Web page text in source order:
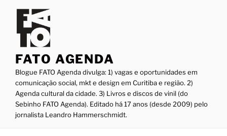
conteúdo
FATO AGENDA
Blogue FATO Agenda divulga: 1) vagas e oportunidades em
comunicação social, mkt e design em Curitiba e região. 2)
Agenda cultural da cidade. 3) Livros e discos de vinil (do
Sebinho FATO Agenda). Editado há 17 anos (desde 2009) pelo
jornalista Leandro Hammerschmidt.